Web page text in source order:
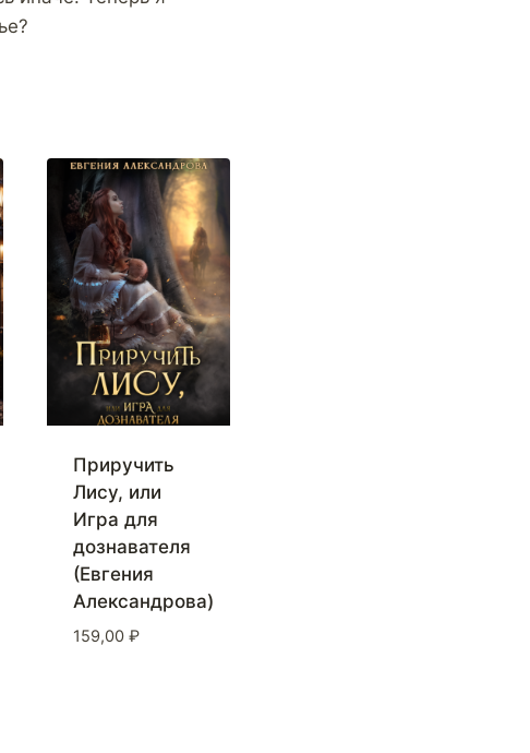
Приручить
Лису, или
Игра для
дознавателя
(Евгения
Александрова)
159,00 ₽